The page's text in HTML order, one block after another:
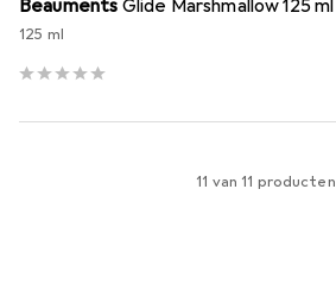
Beauments Glide Marshmallow 125 ml
125 ml
11 van 11 producten